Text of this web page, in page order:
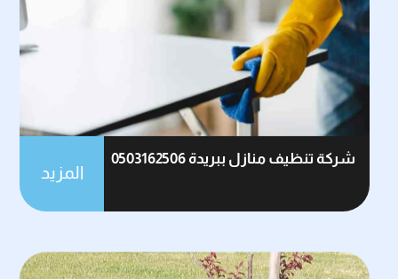
شركة تنظيف منازل ببريدة 0503162506
المزيد